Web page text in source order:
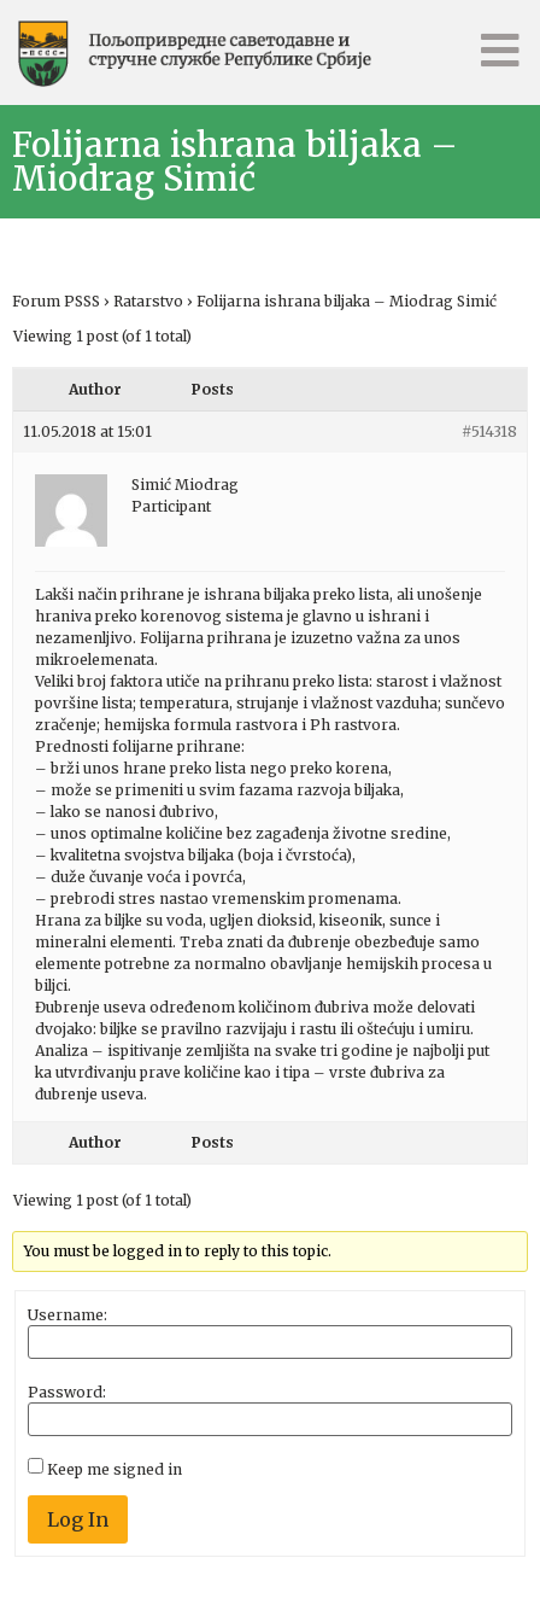
Folijarna ishrana biljaka –
Miodrag Simić
Forum PSSS › Ratarstvo › Folijarna ishrana biljaka – Miodrag Simić
Viewing 1 post (of 1 total)
Author Posts
11.05.2018 at 15:01 #514318
Simić Miodrag
Participant
Lakši način prihrane je ishrana biljaka preko lista, ali unošenje
hraniva preko korenovog sistema je glavno u ishrani i
nezamenljivo. Folijarna prihrana je izuzetno važna za unos
mikroelemenata.
Veliki broj faktora utiče na prihranu preko lista: starost i vlažnost
površine lista; temperatura, strujanje i vlažnost vazduha; sunčevo
zračenje; hemijska formula rastvora i Ph rastvora.
Prednosti folijarne prihrane:
– brži unos hrane preko lista nego preko korena,
– može se primeniti u svim fazama razvoja biljaka,
– lako se nanosi đubrivo,
– unos optimalne količine bez zagađenja životne sredine,
– kvalitetna svojstva biljaka (boja i čvrstoća),
– duže čuvanje voća i povrća,
– prebrodi stres nastao vremenskim promenama.
Hrana za biljke su voda, ugljen dioksid, kiseonik, sunce i
mineralni elementi. Treba znati da đubrenje obezbeđuje samo
elemente potrebne za normalno obavljanje hemijskih procesa u
biljci.
Đubrenje useva određenom količinom đubriva može delovati
dvojako: biljke se pravilno razvijaju i rastu ili oštećuju i umiru.
Analiza – ispitivanje zemljišta na svake tri godine je najbolji put
ka utvrđivanju prave količine kao i tipa – vrste đubriva za
đubrenje useva.
Author Posts
Viewing 1 post (of 1 total)
You must be logged in to reply to this topic.
Username:
Password:
Keep me signed in
Log In